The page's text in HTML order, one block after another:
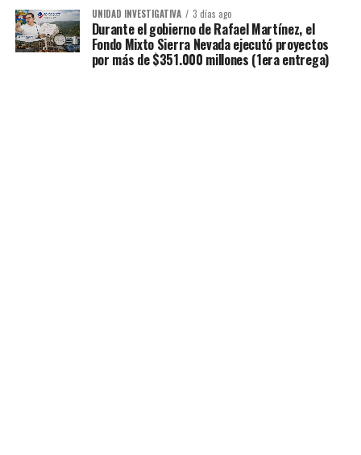
UNIDAD INVESTIGATIVA 3 días ago
Durante el gobierno de Rafael Martínez, el
Fondo Mixto Sierra Nevada ejecutó proyectos
por más de $351.000 millones (1era entrega)